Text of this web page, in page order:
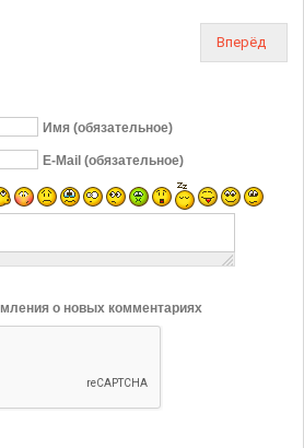
Вперёд
Имя (обязательное)
E-Mail (обязательное)
о новых комментариях